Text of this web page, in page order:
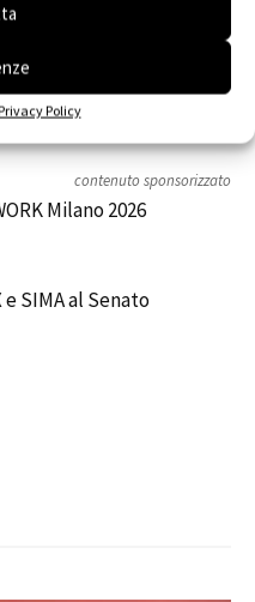
Policy
AUTHOR
Student
contenuto sponsorizzato
Milano 2026
e SIMA al Senato